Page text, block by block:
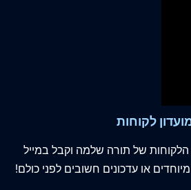
לקוחות
הלקוחות של תורה שלמה וקבל במייל
או עדכונים חשובים לפני כולם!